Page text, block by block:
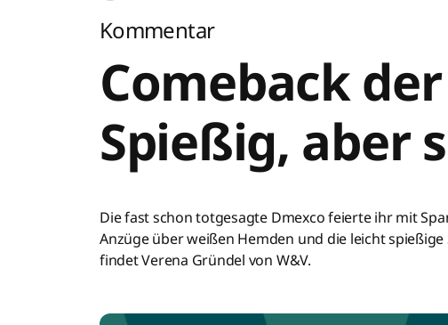
Kommentar
Comeback
Spießig, aber
Die fast schon totgesagte Dmexco feierte ihr mit
Anzüge über weißen Hemden und die leicht
findet Verena Gründel von W&V.